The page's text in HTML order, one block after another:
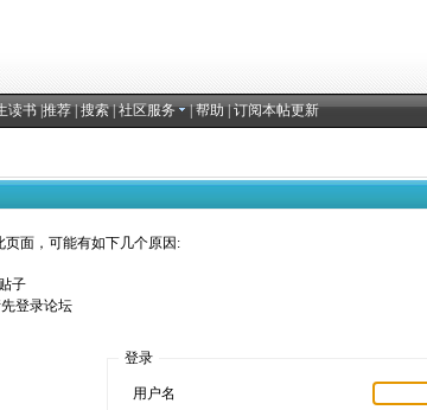
读书|推荐|搜索|社区服务 |帮助|订阅本帖更新
面，可能有如下几个原因:
子
登录论坛
登录
用户名